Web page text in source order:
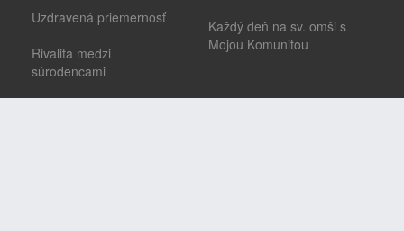
Uzdravená priemernosť
Rivalita medzi
súrodencami
Každý deň na sv. omši s
Mojou Komunitou